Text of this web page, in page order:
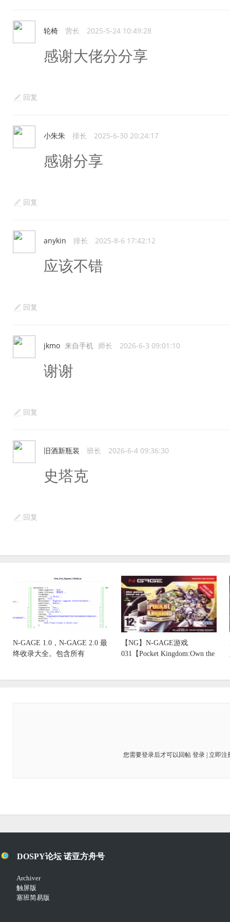
轮椅 营长 2025-5-24 10:49:28
感谢大佬分分享
回复
小朱朱 排长 2025-6-30 20:24:17
感谢分享
回复
anykin 排长 2025-8-6 17:42:12
应该不错
回复
jkmo 来自手机 师长 2026-6-3 09:01:10
谢谢
回复
旧酒新瓶装 班长 2026-6-4 09:36:30
史塔克
回复
N-GAGE 1.0，N-GAGE 2.0 最
终收录大全。包含所有
【NG】N-GAGE游戏
031【Pocket Kingdom:Own the
您需要登录后才可以回帖 登录| 立即注
DOSPY论坛 诺亚方舟号
Archiver
触屏版
塞班简易版